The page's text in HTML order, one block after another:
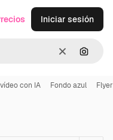
Borrar
Iniciar sesión
con IA Fondo azul Flyer